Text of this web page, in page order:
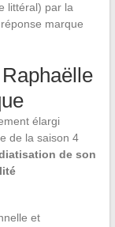
littéral) par la
marque
élargi
de la saison 4
de son
et